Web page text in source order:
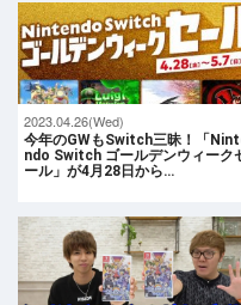
2023.04.26(Wed)
今年のGWもSwitch三昧！「
ndo Switch ゴールデンウィーク
ール」が4月28日から…